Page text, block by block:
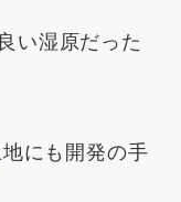
い湿原だった
にも開発の手